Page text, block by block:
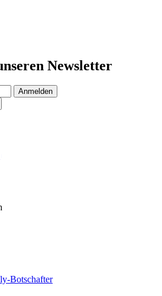
Newsletter
Anmelden
Botschafter